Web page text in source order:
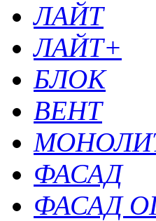
ЛАЙТ
ЛАЙТ+
БЛОК
ВЕНТ
ФАСАД
ФАСАД